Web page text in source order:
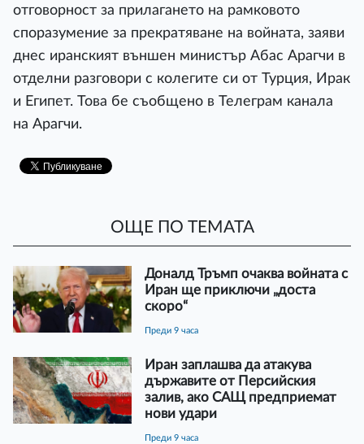
отговорност за прилагането на рамковото
споразумение за прекратяване на войната, заяви
днес иранският външен министър Абас Арагчи в
отделни разговори с колегите си от Турция, Ирак
и Египет. Това бе съобщено в Телеграм канала
на Арагчи.
ОЩЕ ПО ТЕМАТА
Доналд Тръмп очаква войната с
Иран ще приключи „доста
скоро“
преди 9 часа
Иран заплашва да атакува
държавите от Персийския
залив, ако САЩ предприемат
нови удари
преди 9 часа